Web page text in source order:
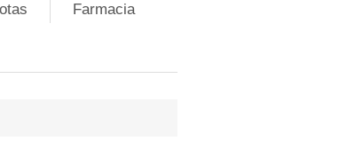
Farmacia